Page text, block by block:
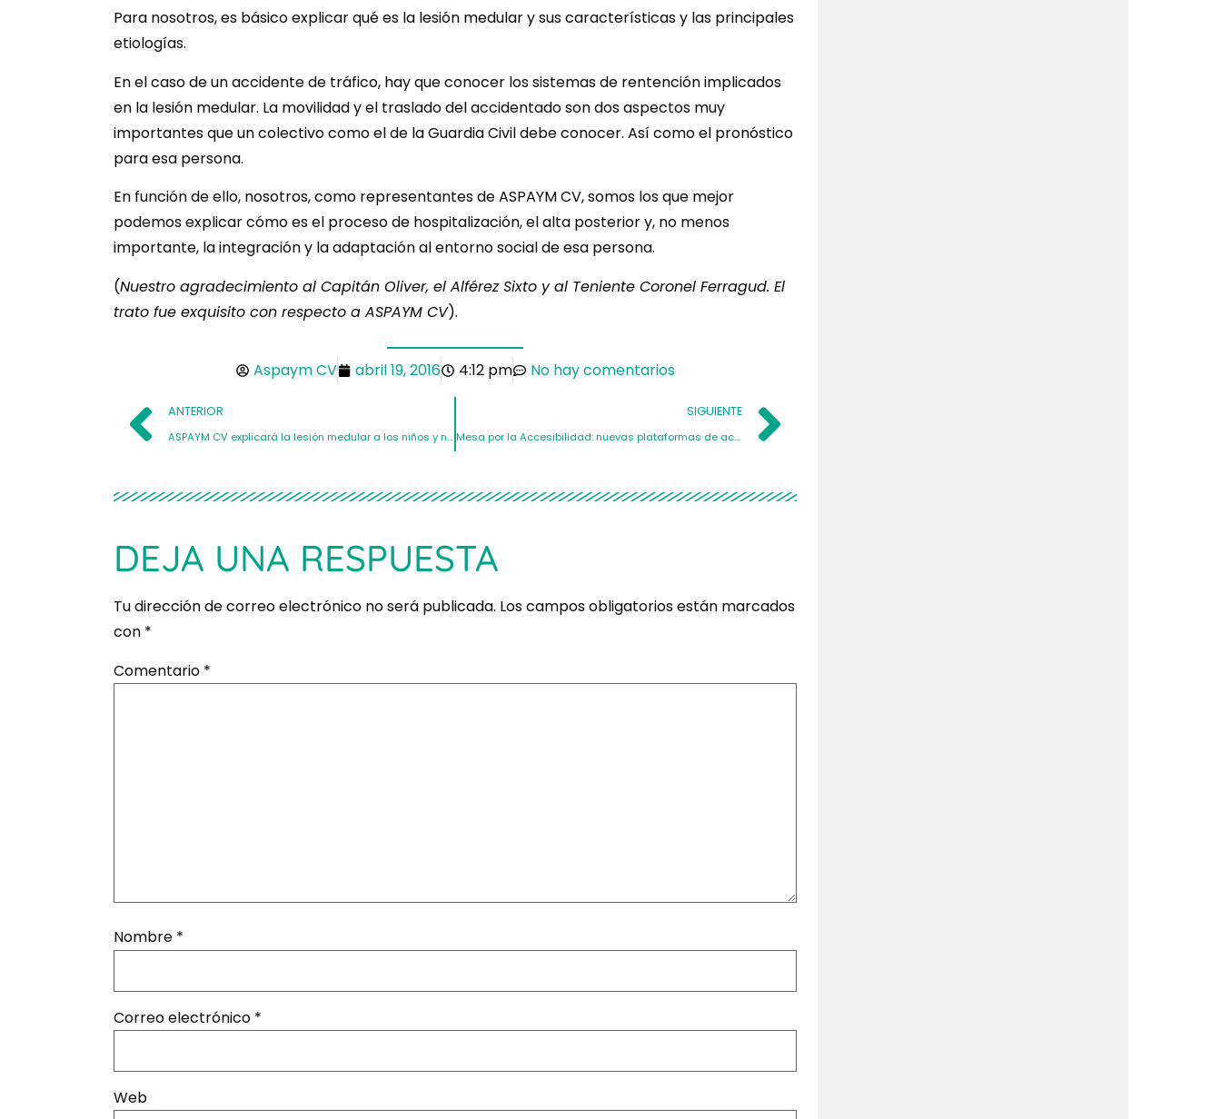
Para nosotros, es básico explicar qué es la lesión medular y sus características y las principales
etiologías.
En el caso de un accidente de tráfico, hay que conocer los sistemas de rentención implicados
en la lesión medular. La movilidad y el traslado del accidentado son dos aspectos muy
importantes que un colectivo como el de la Guardia Civil debe conocer. Así como el pronóstico
para esa persona.
En función de ello, nosotros, como representantes de ASPAYM CV, somos los que mejor
podemos explicar cómo es el proceso de hospitalización, el alta posterior y, no menos
importante, la integración y la adaptación al entorno social de esa persona.
(Nuestro agradecimiento al Capitán Oliver, el Alférez Sixto y al Teniente Coronel Ferragud. El
trato fue exquisito con respecto a ASPAYM CV).
Aspaym CV abril 19, 2016 4:12 pm No hay comentarios
ANTERIOR
ASPAYM CV explicará la lesión medular a los niños y niñas del colegio ‘El Cid’ de Mislata
SIGUIENTE
Mesa por la Accesibilidad: nuevas plataformas de acceso en Marítim-Serrería y l’Eliana
DEJA UNA RESPUESTA
Tu dirección de correo electrónico no será publicada. Los campos obligatorios están marcados
con *
Comentario *
Nombre *
Correo electrónico *
Web